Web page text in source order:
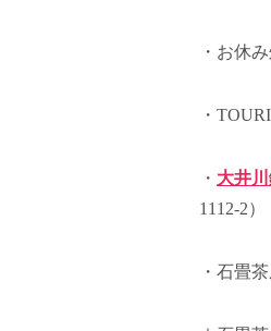
・お休
・
・ 大井
1112-2）
・石畳